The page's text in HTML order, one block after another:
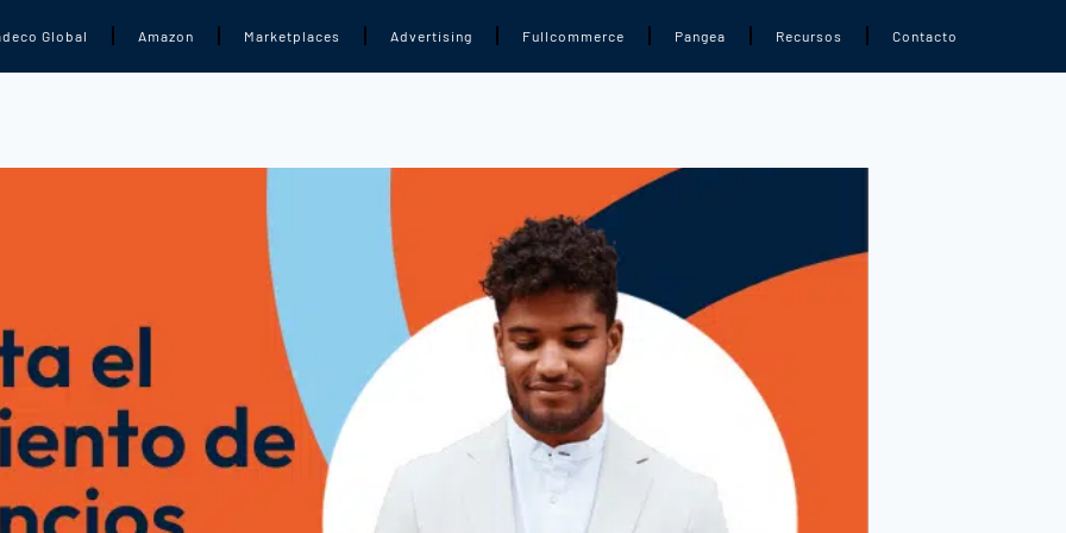
Global Amazon Marketplaces Advertising Fullcommerce Pangea Recursos Contacto